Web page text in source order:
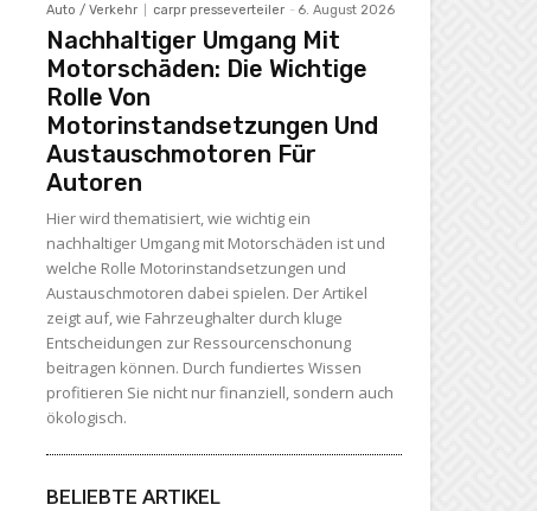
Auto / Verkehr carpr presseverteiler - 6. August 2026
Nachhaltiger Umgang Mit
Motorschäden: Die Wichtige
Rolle Von
Motorinstandsetzungen Und
Austauschmotoren Für
Autoren
Hier wird thematisiert, wie wichtig ein
nachhaltiger Umgang mit Motorschäden ist und
welche Rolle Motorinstandsetzungen und
Austauschmotoren dabei spielen. Der Artikel
zeigt auf, wie Fahrzeughalter durch kluge
Entscheidungen zur Ressourcenschonung
beitragen können. Durch fundiertes Wissen
profitieren Sie nicht nur finanziell, sondern auch
ökologisch.
BELIEBTE ARTIKEL